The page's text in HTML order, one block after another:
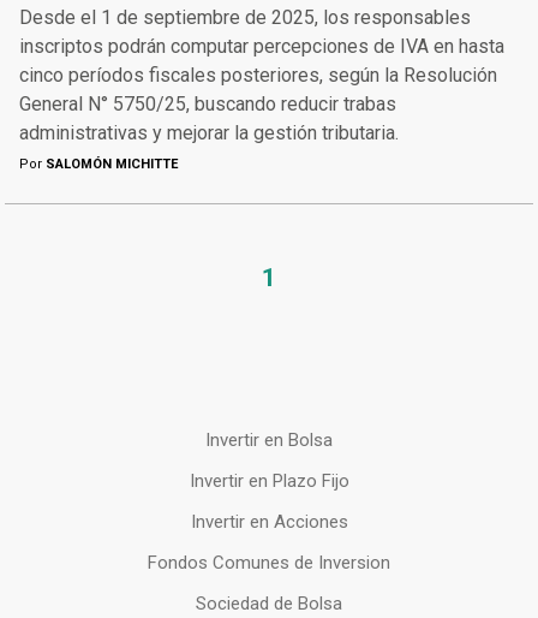
Desde el 1 de septiembre de 2025, los responsables
inscriptos podrán computar percepciones de IVA en hasta
cinco períodos fiscales posteriores, según la Resolución
General N° 5750/25, buscando reducir trabas
administrativas y mejorar la gestión tributaria.
Por SALOMÓN MICHITTE
1
Invertir en Bolsa
Invertir en Plazo Fijo
Invertir en Acciones
Fondos Comunes de Inversion
Sociedad de Bolsa